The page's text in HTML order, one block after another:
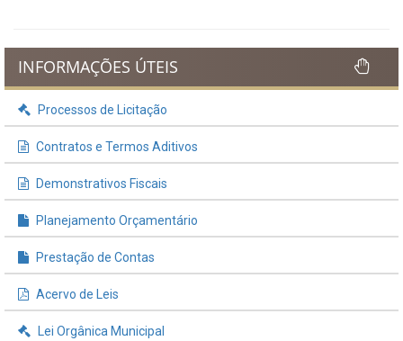
INFORMAÇÕES ÚTEIS
Processos de Licitação
Contratos e Termos Aditivos
Demonstrativos Fiscais
Planejamento Orçamentário
Prestação de Contas
Acervo de Leis
Lei Orgânica Municipal